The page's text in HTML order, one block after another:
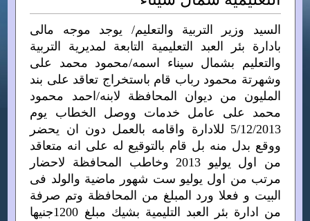
السيد وزير التربية والتعليم/ يوجد موجه مالى
بادارة بئر العبد التعليمية التابعة لمديرية التربية
والتعليم بشمال سيناء اسمه/محمود محمد على
وشهرتة محمود رباب قام باستخراج تعاقد على بند
المليون من ديوان المحافظة لابنه/احمد محمود
محمد على عامل خدمات ووصل الخطاب يوم
5/12/2013 للادارة واقامه بالعمل دون ان يحضر
ووقع بدل منه بل قام بالتوقيع له على انه متعاقد
من اول يوليو 2013 وخاطب المحافظة لاحضار
مرتب من اول يوليو ست شهور ماضية والولد فى
البيت و فعلا ورد المبلغ من المحافظة وتم صرفة
من ادارة بئر العبد التليمية بشيك مبلغ 1200جنيها